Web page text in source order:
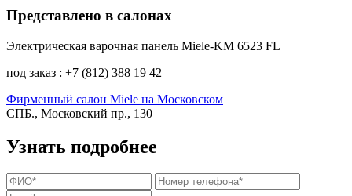
Представлено в салонах
Электрическая варочная панель Miele-KM 6523 FL
под заказ : +7 (812) 388 19 42
Фирменный салон Miele на Московском
СПБ., Московский пр., 130
Узнать подробнее